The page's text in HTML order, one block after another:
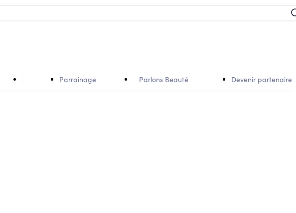
Parrainage Parlons Beauté Devenir partenaire